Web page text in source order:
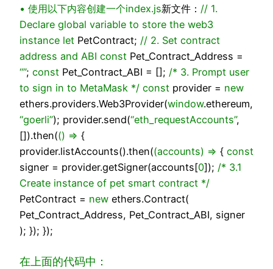
• 使用以下内容创建一个index.js新文件： // 1.
Declare global variable to store the web3
instance let PetContract; // 2. Set contract
address and ABI const Pet_Contract_Address =
“”; const Pet_Contract_ABI = []; /* 3. Prompt user
to sign in to MetaMask */ const provider = new
ethers.providers.Web3Provider(window.ethereum,
“goerli”); provider.send(“eth_requestAccounts”,
[]).then(() => {
provider.listAccounts().then((accounts) => { const
signer = provider.getSigner(accounts[0]); /* 3.1
Create instance of pet smart contract */
PetContract = new ethers.Contract(
Pet_Contract_Address, Pet_Contract_ABI, signer
); }); });
在上面的代码中：